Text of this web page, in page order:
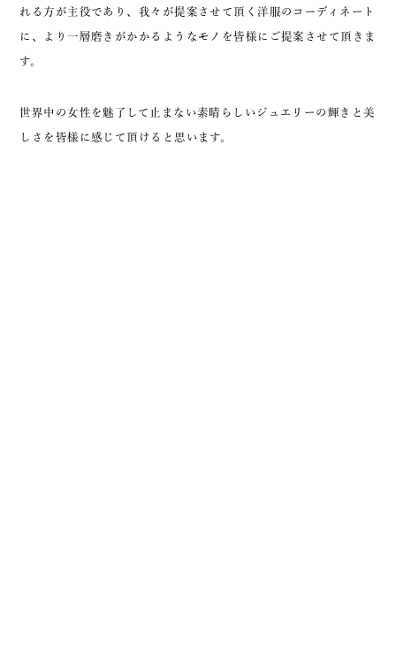
れる方が主役であり、 我々が提案させて頂く洋服のコーディネート
に、より一層磨きがかかるようなモノを皆様にご提案させて頂きま
す。
世界中の女性を魅了して止まない素晴らしいジュエリーの輝きと美
しさを皆様に感じて頂けると思います。